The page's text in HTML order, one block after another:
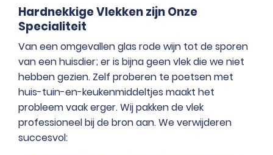
Hardnekkige Vlekken zijn Onze
Specialiteit
Van een omgevallen glas rode wijn tot de sporen
van een huisdier; er is bijna geen vlek die we niet
hebben gezien. Zelf proberen te poetsen met
huis-tuin-en-keukenmiddeltjes maakt het
probleem vaak erger. Wij pakken de vlek
professioneel bij de bron aan. We verwijderen
succesvol: